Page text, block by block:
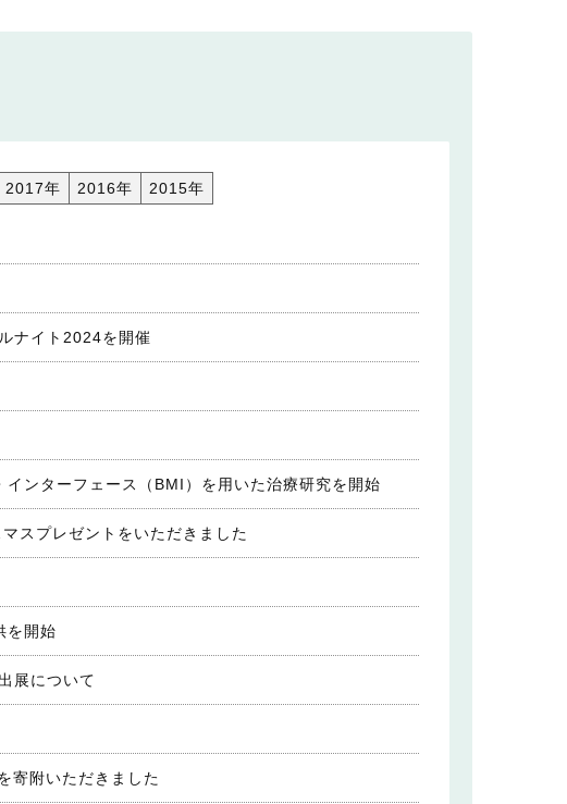
2017年 2016年 2015年
ナイト2024を開催
ンターフェース（BMI）を用いた治療研究を開始
スプレゼントをいただきました
を開始
展について
寄附いただきました